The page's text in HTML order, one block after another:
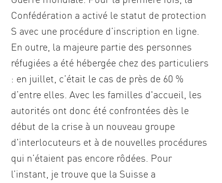
Confédération a activé le statut de protection
S avec une procédure d’inscription en ligne.
En outre, la majeure partie des personnes
réfugiées a été hébergée chez des particuliers
: en juillet, c’était le cas de près de 60 %
d’entre elles. Avec les familles d'accueil, les
autorités ont donc été confrontées dès le
début de la crise à un nouveau groupe
d'interlocuteurs et à de nouvelles procédures
qui n’étaient pas encore rôdées. Pour
l’instant, je trouve que la Suisse a